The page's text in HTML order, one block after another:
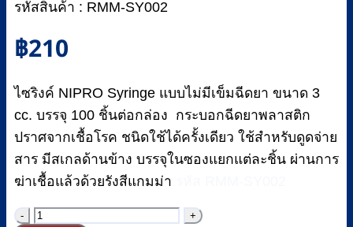
รหัสสินค้า : RMM-SY002
฿210
ไซริงค์ NIPRO Syringe แบบไม่มีเข็มฉีดยา ขนาด 3
cc. บรรจุ 100 ชิ้นต่อกล่อง กระบอกฉีดยาพลาสติก
ปราศจากเชื้อโรค ชนิดใช้ได้ครั้งเดียว ใช้สำหรับดูดจ่าย
สาร มีสเกลด้านข้าง บรรจุในซองแยกแต่ละชิ้น ผ่านการ
ฆ่าเชื้อแล้วด้วยรังสีแกมม่า
จำนวน